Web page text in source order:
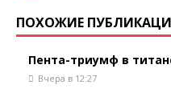
ПОХОЖИЕ
Пента-триумф в
Вчера в 12:27